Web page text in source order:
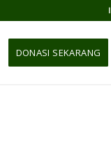
DONASI SEKARANG